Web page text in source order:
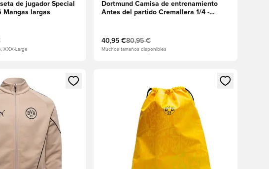
de jugador Special
Mangas largas
XXX-Large
Dortmund Camisa de entrenamiento
Antes del partido Cremallera 1/4 -
40,95 €80,95 €
Muchos tamaños disponibles
iniciar sesión o registrarse como miembroAbre un modal para iniciar sesión o registrarse